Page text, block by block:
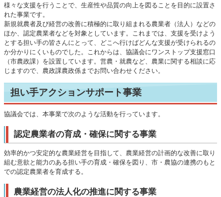
様々な支援を行うことで、生産性や品質の向上を図ることを目的に設置さ
れた事業です。
新規就農者及び経営の改善に積極的に取り組まれる農業者（法人）などの
ほか、認定農業者などを対象としています。これまでは、支援を受けよう
とする担い手の皆さんにとって、どこへ行けばどんな支援が受けられるの
か分かりにくいものでした。これからは、協議会にワンストップ支援窓口
（市農政課）を設置しています。営農・就農など、農業に関する相談に応
じますので、農政課農政係までお問い合わせください。
担い手アクションサポート事業
協議会では、本事業で次のような活動を行っています。
認定農業者の育成・確保に関する事業
効率的かつ安定的な農業経営を目指して、農業経営の計画的な改善に取り
組む意欲と能力のある担い手の育成・確保を図り、市・農協の連携のもと
での認定農業者を育成する。
農業経営の法人化の推進に関する事業